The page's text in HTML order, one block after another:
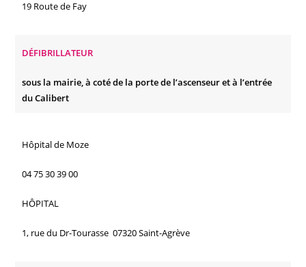
19 Route de Fay
DÉFIBRILLATEUR
sous la mairie, à coté de la porte de l’ascenseur et à l’entrée
du Calibert
Hôpital de Moze
04 75 30 39 00
HÔPITAL
1, rue du Dr-Tourasse 07320 Saint-Agrève